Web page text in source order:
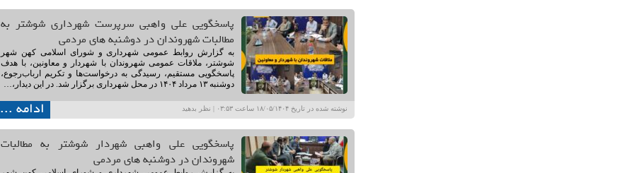
پاسخگویی علی واهبی شهردار شوشتر به مطالبات
شهروندان در دوشنبه های مردمی
پاسخگویی علی واهبی سرپرست شهرداری شوشتر به
مطالبات شهروندان در دوشنبه های مردمی
به گزارش روابط عمومی شهرداری و شورای اسلامی کهن شهر
شوشتر، ملاقات عمومی شهروندان با شهردار و معاونین، با هدف
پاسخگویی مستقیم، رسیدگی به درخواست‌ها و تکریم ارباب‌رجوع،
دوشنبه ۱۳ مرداد ۱۴۰۴ در محل شهرداری برگزار شد. در این دیدار،…
نوشته شده در تاریخ ۱۸/۰۵/۱۴۰۴ ساعت ۰۳:۵۳ | نظر بدهید ادامه ...